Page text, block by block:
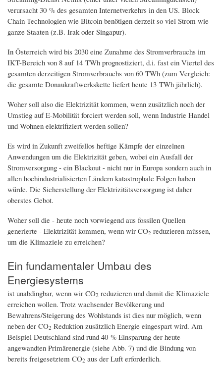
verursacht 30 % des gesamten Internetverkehrs in den US. Block
Chain Technologien wie Bitcoin benötigen derzeit so viel Strom wie
ganze Staaten (z.B. Irak oder Singapur).
In Österreich wird bis 2030 eine Zunahme des Stromverbrauchs im
IKT-Bereich von 8 auf 14 TWh prognostiziert, d.i. fast ein Viertel des
gesamten derzeitigen Stromverbrauchs von 60 TWh (zum Vergleich:
die gesamte Donaukraftwerkskette liefert heute 13 TWh jährlich).
Woher soll also die Elektrizität kommen, wenn zusätzlich noch der
Umstieg auf E-Mobilität forciert werden soll, wenn Industrie Handel
und Wohnen elektrifiziert werden sollen?
Es wird in Zukunft zweifellos heftige Kämpfe der einzelnen
Anwendungen um die Elektrizität geben, wobei ein Ausfall der
Stromversorgung - ein Blackout - nicht nur in Europa sondern auch in
allen hochindustrialisierten Ländern katastrophale Folgen haben
würde. Die Sicherstellung der Elektrizitätsversorgung ist daher
oberstes Gebot.
Woher soll die - heute noch vorwiegend aus fossilen Quellen
generierte - Elektrizität kommen, wenn wir CO2 reduzieren müssen,
um die Klimaziele zu erreichen?
Ein fundamentaler Umbau des
Energiesystems
ist unabdingbar, wenn wir CO2 reduzieren und damit die Klimaziele
erreichen wollen. Trotz wachsender Bevölkerung und
Bewahrens/Steigerung des Wohlstands ist dies nur möglich, wenn
neben der CO2 Reduktion zusätzlich Energie eingespart wird. Am
Beispiel Deutschland sind rund 40 % Einsparung der heute
angewandten Primärenergie (siehe Abb. 7) und die Bindung von
bereits freigesetztem CO2 aus der Luft erforderlich.